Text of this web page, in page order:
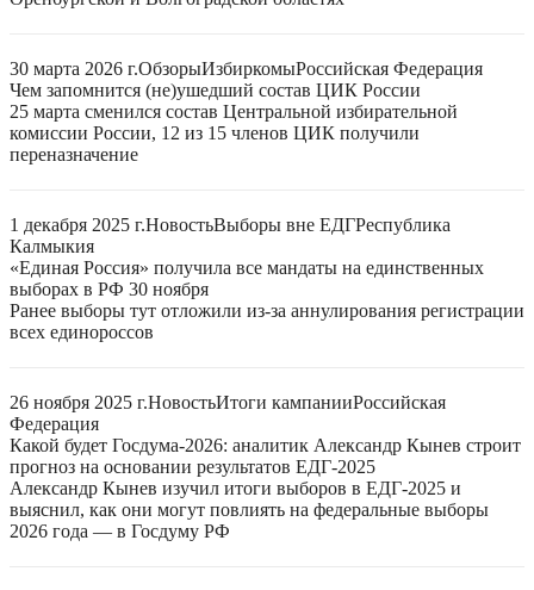
30 марта 2026 г.ОбзорыИзбиркомыРоссийская Федерация
Чем запомнится (не)ушедший состав ЦИК России
25 марта сменился состав Центральной избирательной
комиссии России, 12 из 15 членов ЦИК получили
переназначение
1 декабря 2025 г.НовостьВыборы вне ЕДГРеспублика
Калмыкия
«Единая Россия» получила все мандаты на единственных
выборах в РФ 30 ноября
Ранее выборы тут отложили из-за аннулирования регистрации
всех единороссов
26 ноября 2025 г.НовостьИтоги кампанииРоссийская
Федерация
Какой будет Госдума-2026: аналитик Александр Кынев строит
прогноз на основании результатов ЕДГ-2025
Александр Кынев изучил итоги выборов в ЕДГ-2025 и
выяснил, как они могут повлиять на федеральные выборы
2026 года — в Госдуму РФ